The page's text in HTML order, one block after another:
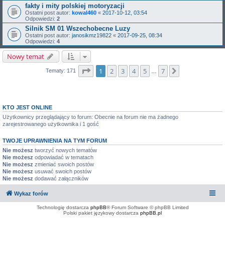
fakty i mity polskiej motoryzacji
Ostatni post autor: kowal460 « 2017-10-12, 03:54
Odpowiedzi: 2
Silnik SM 01 Wszechobecne Luzy
Ostatni post autor: janosikmz19822 « 2017-09-25, 08:34
Odpowiedzi: 4
Nowy temat
Tematy: 171 Strona1 z7
1 2 3 4 5 7
KTO JEST ONLINE
Użytkownicy przeglądający to forum: Obecnie na forum nie ma żadnego
zarejestrowanego użytkownika i 1 gość
TWOJE UPRAWNIENIA NA TYM FORUM
Nie możesz tworzyć nowych tematów
Nie możesz odpowiadać w tematach
Nie możesz zmieniać swoich postów
Nie możesz usuwać swoich postów
Nie możesz dodawać załączników
Wykaz forów
Technologię dostarcza phpBB® Forum Software © phpBB Limited
Polski pakiet językowy dostarcza phpBB.pl